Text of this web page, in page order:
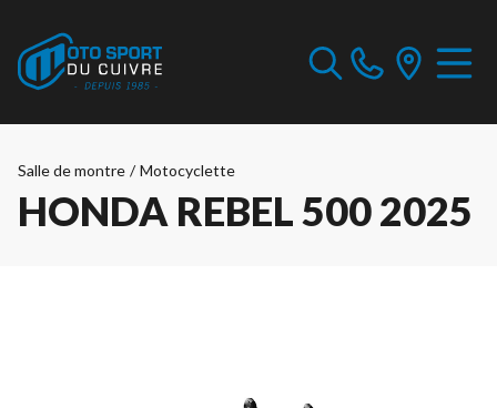
Salle de montre / Motocyclette
HONDA REBEL 500 2025